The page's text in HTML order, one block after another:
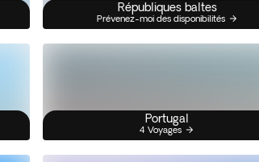
Républiques baltes
Prévenez-moi des disponibilités
Portugal
4 Voyages